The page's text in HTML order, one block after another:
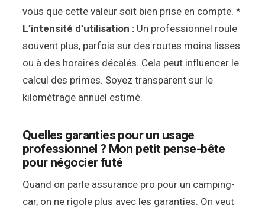
vous que cette valeur soit bien prise en compte. *
L’intensité d’utilisation : Un professionnel roule
souvent plus, parfois sur des routes moins lisses
ou à des horaires décalés. Cela peut influencer le
calcul des primes. Soyez transparent sur le
kilométrage annuel estimé.
Quelles garanties pour un usage
professionnel ? Mon petit pense-bête
pour négocier futé
Quand on parle assurance pro pour un camping-
car, on ne rigole plus avec les garanties. On veut